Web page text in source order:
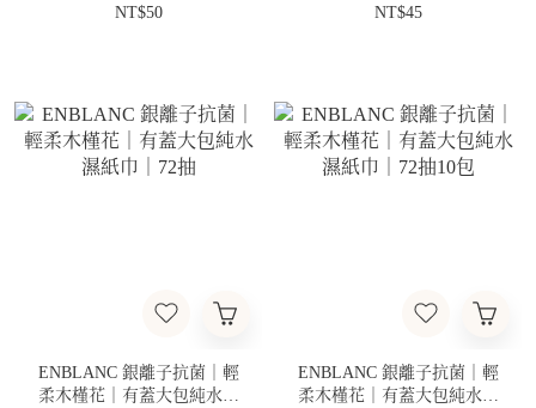
濕紙巾｜20抽
NT$50
濕紙巾｜20抽
NT$45
ENBLANC 銀離子抗菌｜輕
柔木槿花｜有蓋大包純水濕
ENBLANC 銀離子抗菌｜輕
柔木槿花｜有蓋大包純水濕